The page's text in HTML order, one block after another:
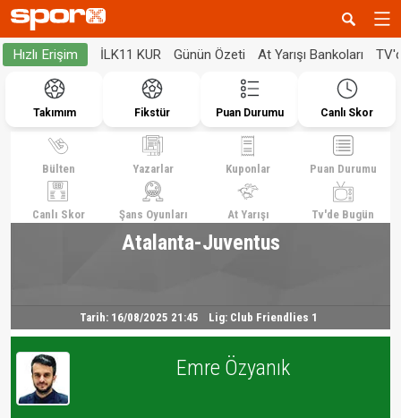
Hızlı Erişim İLK11 KUR Günün Özeti At Yarışı Bankoları
Takımım Fikstür Puan Durumu Canlı Skor
Bülten Yazarlar Kuponlar Puan Durumu
Canlı Skor Şans Oyunları At Yarışı Tv'de Bugün
Atalanta-Juventus
Tarih: 16/08/2025 21:45 Lig: Club Friendlies 1
Emre Özyanık